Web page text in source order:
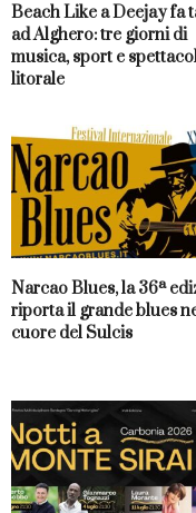
Beach Like a Deejay fa
ad Alghero: tre giorni di
musica, sport e
litorale
Narcao Blues, la 36ª
riporta il grande blues
cuore del Sulcis